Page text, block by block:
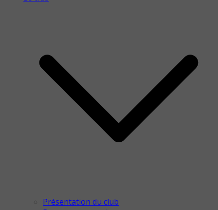
Présentation du club